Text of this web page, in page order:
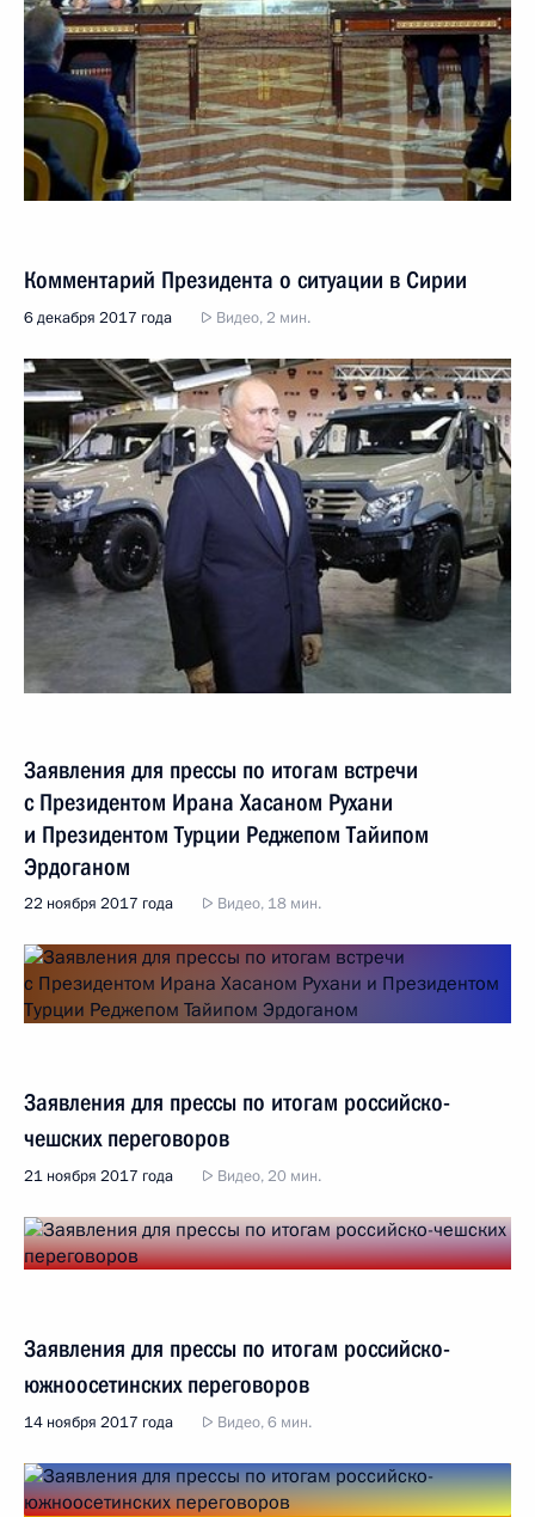
Комментарий Президента о ситуации в Сирии
6 декабря 2017 года Видео, 2 мин.
Заявления для прессы по итогам встречи
с Президентом Ирана Хасаном Рухани
и Президентом Турции Реджепом Тайипом
Эрдоганом
22 ноября 2017 года Видео, 18 мин.
Заявления для прессы по итогам российско-
чешских переговоров
21 ноября 2017 года Видео, 20 мин.
Заявления для прессы по итогам российско-
южноосетинских переговоров
14 ноября 2017 года Видео, 6 мин.